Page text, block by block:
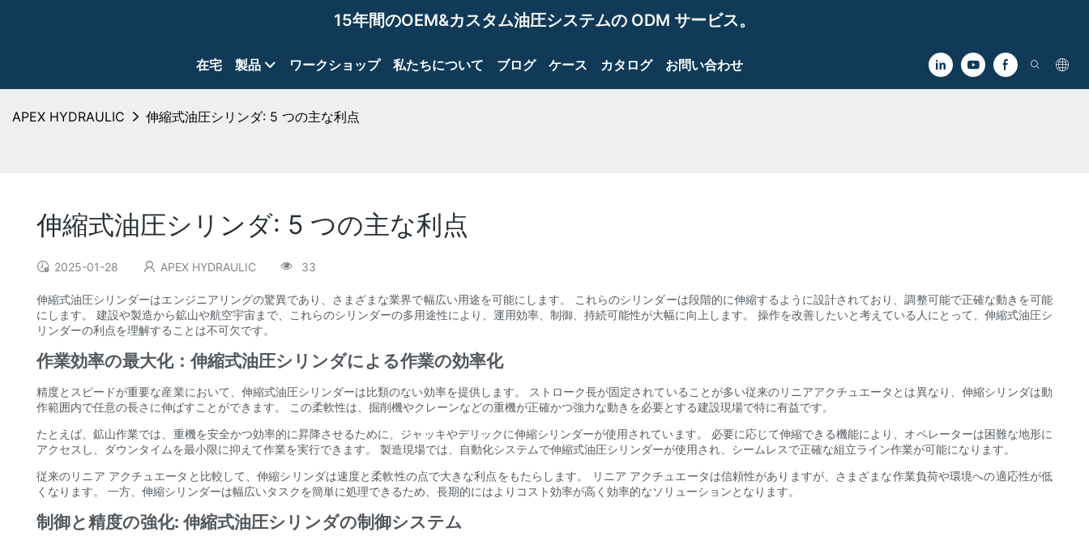
15年間のOEM&カスタム油圧システムの ODM サービス。
在宅 製品 ワークショップ 私たちについて ブログ ケース カタログ お問い合わせ
APEX HYDRAULIC 伸縮式油圧シリンダ: 5 つの主な利点
伸縮式油圧シリンダ: 5 つの主な利点
2025-01-28 APEX HYDRAULIC 33
伸縮式油圧シリンダーはエンジニアリングの驚異であり、さまざまな業界で幅広い用途を可能にします。 これらのシリンダーは段階的に伸縮するように設計されており、調整可能で正確な動きを可能
にします。 建設や製造から鉱山や航空宇宙まで、これらのシリンダーの多用途性により、運用効率、制御、持続可能性が大幅に向上します。 操作を改善したいと考えている人にとって、伸縮式油圧シ
リンダーの利点を理解することは不可欠です。
作業効率の最大化：伸縮式油圧シリンダによる作業の効率化
精度とスピードが重要な産業において、伸縮式油圧シリンダーは比類のない効率を提供します。 ストローク長が固定されていることが多い従来のリニアアクチュエータとは異なり、伸縮シリンダは動
作範囲内で任意の長さに伸ばすことができます。 この柔軟性は、掘削機やクレーンなどの重機が正確かつ強力な動きを必要とする建設現場で特に有益です。
たとえば、鉱山作業では、重機を安全かつ効率的に昇降させるために、ジャッキやデリックに伸縮シリンダーが使用されています。 必要に応じて伸縮できる機能により、オペレーターは困難な地形に
アクセスし、ダウンタイムを最小限に抑えて作業を実行できます。 製造現場では、自動化システムで伸縮式油圧シリンダーが使用され、シームレスで正確な組立ライン作業が可能になります。
従来のリニア アクチュエータと比較して、伸縮シリンダは速度と柔軟性の点で大きな利点をもたらします。 リニア アクチュエータは信頼性がありますが、さまざまな作業負荷や環境への適応性が低
くなります。 一方、伸縮シリンダーは幅広いタスクを簡単に処理できるため、長期的にはよりコスト効率が高く効率的なソリューションとなります。
制御と精度の強化: 伸縮式油圧シリンダの制御システム